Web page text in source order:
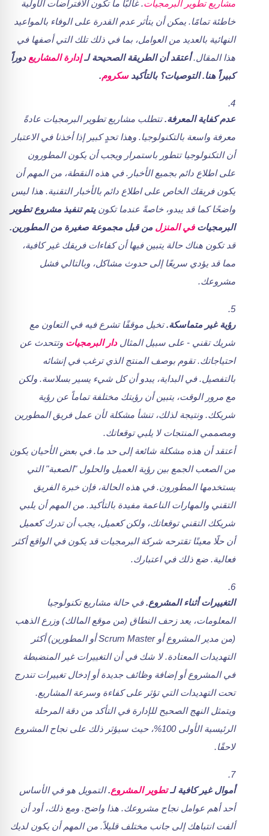
مشاريع تطوير البرمجيات. غالبًا ما تكون الافتراضات الأولية
خاطئة تمامًا. يمكن أن يتأثر عدم القدرة على الوفاء بالمواعيد
النهائية بالعديد من العوامل، بما في ذلك تلك التي أصفها في
هذا المقال.أعتقد أن الطريقة الصحيحة لـإدارة المشاريع دوراً
كبيراً هنا. التوصيات؟ بالتأكيدسكروم.
عدم كفاية المعرفة.تتطلب مشاريع تطوير البرمجيات عادةً
معرفة واسعة بالتكنولوجيا. وهذا تحدٍ كبير إذا أخذنا في الاعتبار
أن التكنولوجيا تتطور باستمرار ويجب أن يكون المطورون
على اطلاع دائم بجميع الأخبار. في هذه النقطة، من المهم أن
يكون فريقك الخاص على اطلاع دائم بالأخبار التقنية. هذا ليس
واضحًا كما قد يبدو، خاصةً عندما تكونيتم تنفيذ مشروع تطوير
البرمجياتفي المنزل من قبل مجموعة صغيرة من المطورين.
قد تكون هناك حالة يتبين فيها أن كفاءات فريقك غير كافية،
مما قد يؤدي سريعًا إلى حدوث مشاكل، وبالتالي فشل
مشروعك.
رؤية غير متماسكة.تخيل موقفًا تشرع فيه في التعاون مع
شريك تقني - على سبيل المثالدار البرمجيات وتتحدث عن
احتياجاتك. تقوم بوصف المنتج الذي ترغب في إنشائه
بالتفصيل. في البداية، يبدو أن كل شيء يسير بسلاسة. ولكن
مع مرور الوقت، يتبين أن رؤيتك مختلفة تماماً عن رؤية
شريكك. ونتيجة لذلك، تنشأ مشكلة لأن عمل فريق المطورين
ومصممي المنتجات لا يلبي توقعاتك.
أعتقد أن هذه مشكلة شائعة إلى حد ما. في بعض الأحيان يكون
من الصعب الجمع بين رؤية العميل والحلول "الصعبة" التي
يستخدمها المطورون. في هذه الحالة، فإن خبرة الفريق
التقني والمهارات الناعمة مفيدة بالتأكيد. من المهم أن يلبي
شريكك التقني توقعاتك، ولكن كعميل، يجب أن تدرك كعميل
أن حلًا معينًا تقترحه شركة البرمجيات قد يكون في الواقع أكثر
فعالية. ضع ذلك في اعتبارك.
التغييرات أثناء المشروع.في حالة مشاريع تكنولوجيا
المعلومات، يعد زحف النطاق (من موقع المالك) وزرع الذهب
(من مدير المشروع أو Scrum Master أو المطورين) أكثر
التهديدات المعتادة. لا شك في أن التغييرات غير المنضبطة
في المشروع أو إضافة وظائف جديدة أو إدخال تغييرات تندرج
تحت التهديدات التي تؤثر على كفاءة وسرعة المشاريع.
ويتمثل النهج الصحيح للإدارة في التأكد من دقة المرحلة
الرئيسية الأولى 100%، حيث سيؤثر ذلك على نجاح المشروع
لاحقًا.
أموال غير كافية لـتطوير المشروع.التمويل هو في الأساس
أحد أهم عوامل نجاح مشروعك. هذا واضح. ومع ذلك، أود أن
ألفت انتباهك إلى جانب مختلف قليلاً. من المهم أن يكون لديك